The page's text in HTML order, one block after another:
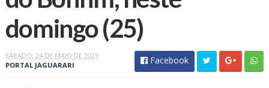
domingo (25)
SÁBADO, 24 DE MAIO DE 2025
PORTAL JAGUARARI
Facebook